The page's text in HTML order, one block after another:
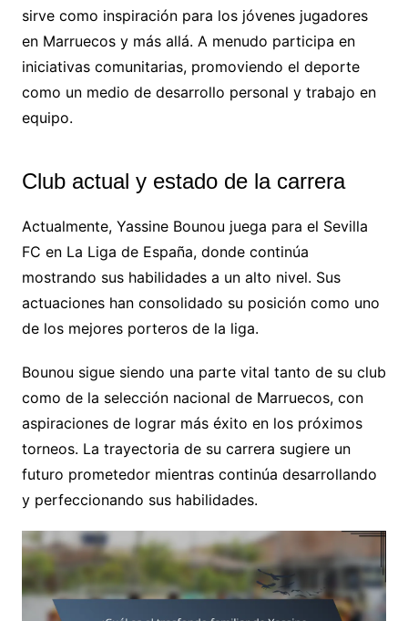
sirve como inspiración para los jóvenes jugadores
en Marruecos y más allá. A menudo participa en
iniciativas comunitarias, promoviendo el deporte
como un medio de desarrollo personal y trabajo en
equipo.
Club actual y estado de la carrera
Actualmente, Yassine Bounou juega para el Sevilla
FC en La Liga de España, donde continúa
mostrando sus habilidades a un alto nivel. Sus
actuaciones han consolidado su posición como uno
de los mejores porteros de la liga.
Bounou sigue siendo una parte vital tanto de su club
como de la selección nacional de Marruecos, con
aspiraciones de lograr más éxito en los próximos
torneos. La trayectoria de su carrera sugiere un
futuro prometedor mientras continúa desarrollando
y perfeccionando sus habilidades.